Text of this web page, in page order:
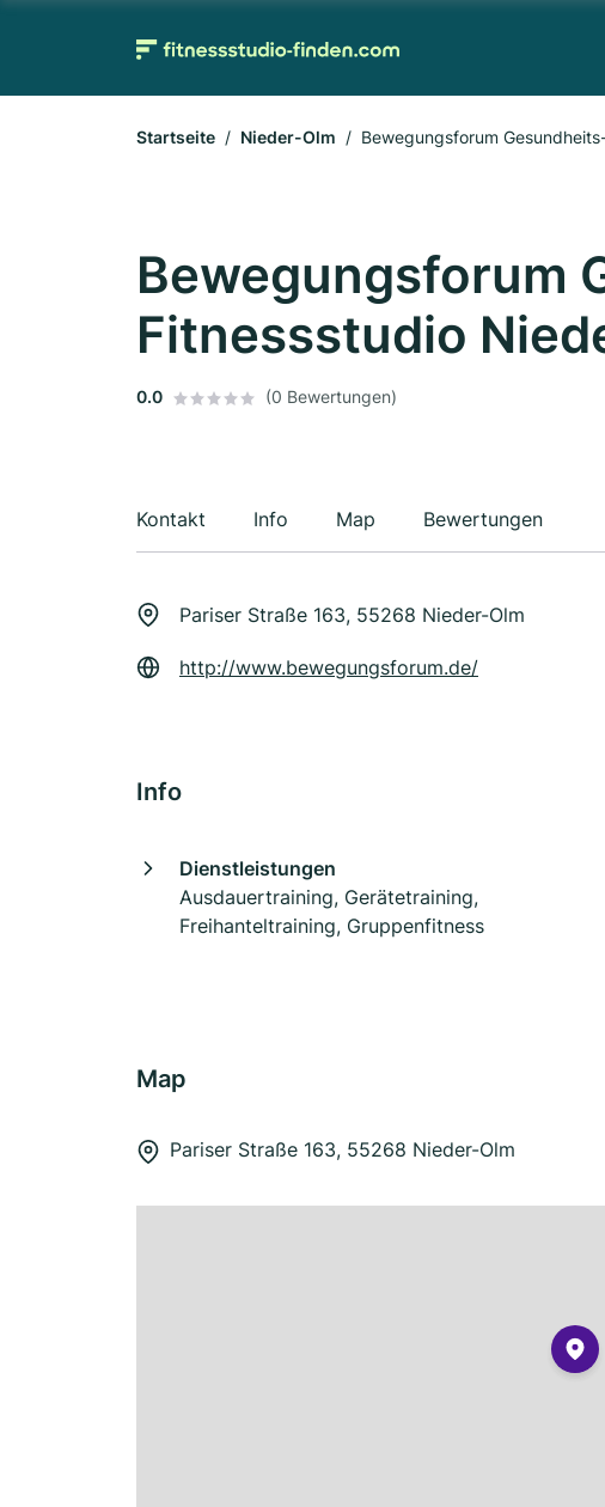
Startseite Nieder-Olm Bewegungsforum
Bewegungsforum
Fitnessstudio
0.0 (0 Bewertungen)
Kontakt Info Map Bewertungen
Pariser Straße 163, 55268 Nieder-Olm
http://www.bewegungsforum.de/
Info
Dienstleistungen
Ausdauertraining, Gerätetraining,
Freihanteltraining, Gruppenfitness
Map
Pariser Straße 163, 55268 Nieder-Olm